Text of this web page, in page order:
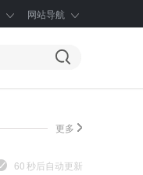
网站导航
更多
60秒后自动更新